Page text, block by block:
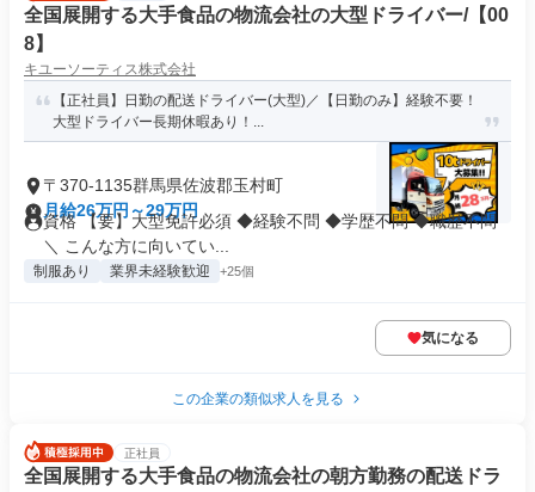
全国展開する大手食品の物流会社の大型ドライバー/【00
8】
キユーソーティス株式会社
【正社員】日勤の配送ドライバー(大型)／【日勤のみ】経験不要！
大型ドライバー長期休暇あり！...
〒370-1135群馬県佐波郡玉村町
月給26万円～29万円
資格 【要】大型免許必須 ◆経験不問 ◆学歴不問 ◆職歴不問
＼ こんな方に向いてい...
制服あり 業界未経験歓迎 +25個
気になる
この企業の類似求人を見る
正社員
全国展開する大手食品の物流会社の朝方勤務の配送ドラ